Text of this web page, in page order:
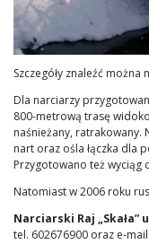
Szczegóły znaleźć można
Dla narciarzy
800-metrową trasę
naśnieżany, ratrakowany.
nart oraz ośla łączka dla
Przygotowano też wyciąg
Natomiast w 2006 roku
Narciarski Raj „Skała”
tel. 602676900 oraz e-mail